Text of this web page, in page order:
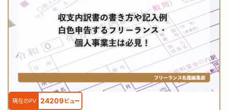
現在のPV 24209ビュー